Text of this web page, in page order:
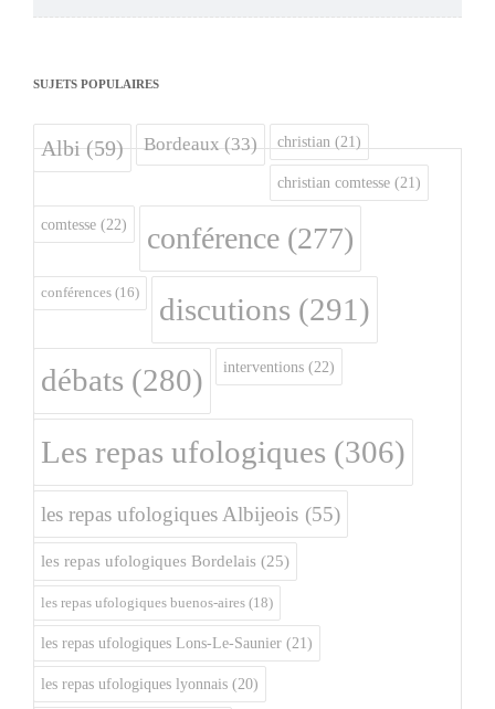
SUJETS POPULAIRES
Albi(59) Bordeaux(33) christian (21)
christian comtesse (21)
comtesse (22) conférence (277)
conférences (16) discutions (291)
débats (280) interventions (22)
Les repas ufologiques (306)
les repas ufologiques Albijeois (55)
les repas ufologiques Bordelais (25)
les repas ufologiques buenos-aires (18)
les repas ufologiques Lons-Le-Saunier (21)
les repas ufologiques lyonnais (20)